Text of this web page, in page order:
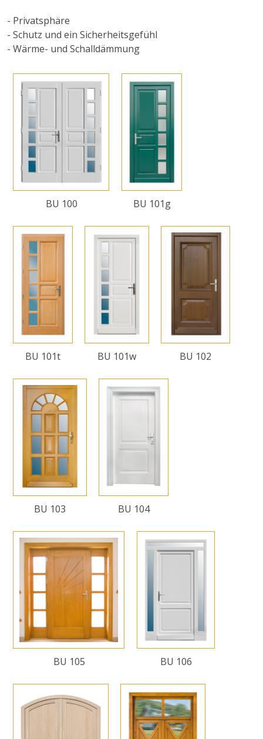
- Privatsphäre
- Schutz und ein Sicherheitsgefühl
- Wärme- und Schalldämmung
BU 100 BU 101g
BU 101t BU 101w BU 102
BU 103 BU 104
BU 105 BU 106